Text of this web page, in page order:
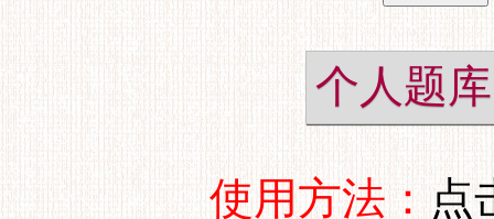
个人题库
使用方法：点